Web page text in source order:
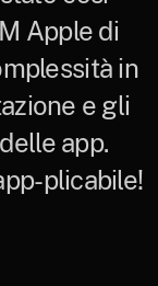
Apple di
in
e gli
app.
plicabile!